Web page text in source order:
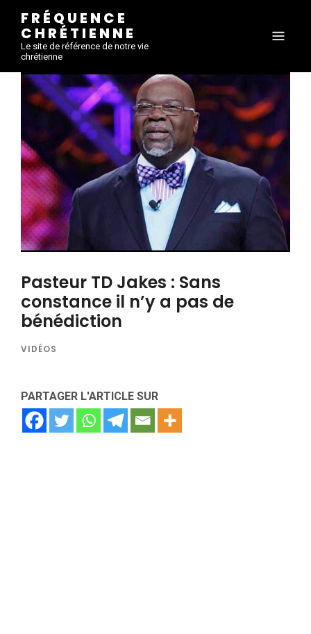
FRÉQUENCE
CHRÉTIENNE
Le site de référence de notre vie
chrétienne
Pasteur TD Jakes : Sans
constance il n’y a pas de
bénédiction
VIDÉOS
PARTAGER L'ARTICLE SUR